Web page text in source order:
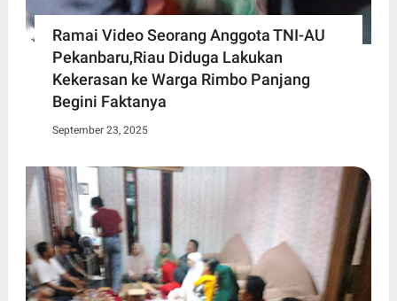
Ramai Video Seorang Anggota TNI-AU
Pekanbaru,Riau Diduga Lakukan
Kekerasan ke Warga Rimbo Panjang
Begini Faktanya
September 23, 2025